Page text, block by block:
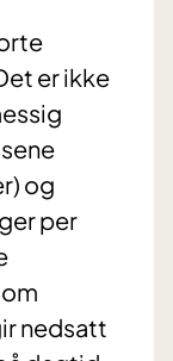
er ikke
og
per
nedsatt